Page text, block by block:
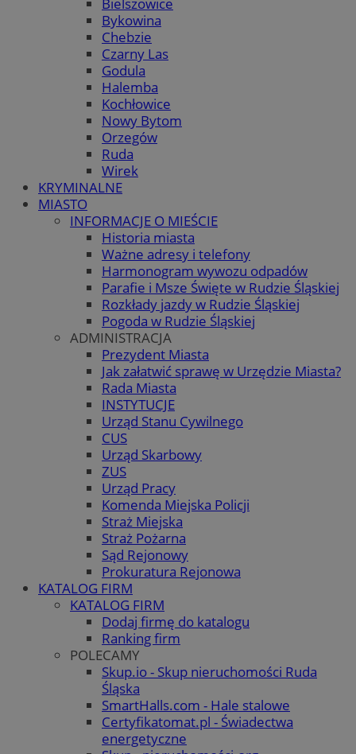
Bykowina
Chebzie
Czarny Las
Godula
Halemba
Kochłowice
Nowy Bytom
Orzegów
Ruda
Wirek
KRYMINALNE
MIASTO
INFORMACJE O MIEŚCIE
Historia miasta
Ważne adresy i telefony
Harmonogram wywozu odpadów
Parafie i Msze Święte w Rudzie Śląskiej
Rozkłady jazdy w Rudzie Śląskiej
Pogoda w Rudzie Śląskiej
ADMINISTRACJA
Prezydent Miasta
Jak załatwić sprawę w Urzędzie Miasta?
Rada Miasta
INSTYTUCJE
Urząd Stanu Cywilnego
CUS
Urząd Skarbowy
ZUS
Urząd Pracy
Komenda Miejska Policji
Straż Miejska
Straż Pożarna
Sąd Rejonowy
Prokuratura Rejonowa
KATALOG FIRM
KATALOG FIRM
Dodaj firmę do katalogu
Ranking firm
POLECAMY
Skup.io - Skup nieruchomości Ruda
Śląska
SmartHalls.com - Hale stalowe
Certyfikatomat.pl - Świadectwa
energetyczne